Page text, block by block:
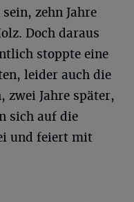
zehn Jahre
Doch daraus
stoppte eine
leider auch die
zwei Jahre später,
sich auf die
und feiert mit